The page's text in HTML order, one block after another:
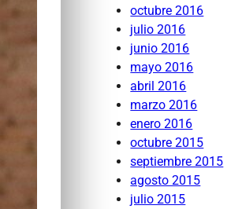
octubre 2016
julio 2016
junio 2016
mayo 2016
abril 2016
marzo 2016
enero 2016
octubre 2015
septiembre 2015
agosto 2015
julio 2015